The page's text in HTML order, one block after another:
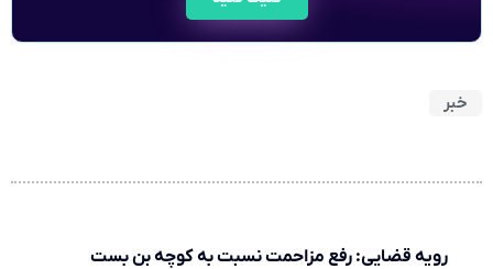
خبر
رویه قضایی: رفع مزاحمت نسبت به کوچه بن بست